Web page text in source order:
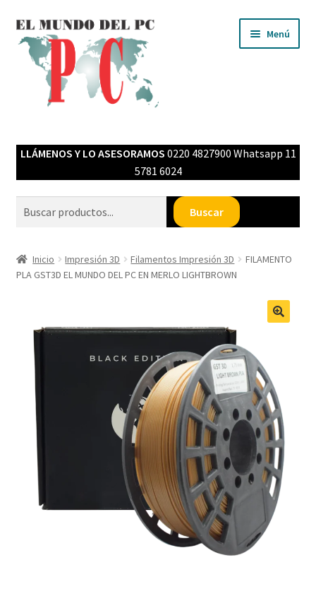
Ir
a
navegación
Ir
al
contenido
Menú
el
menú
LED NEON FLEX
LLÁMENOS Y LO ASESORAMOS 0220 4827900 Whatsapp 11
5781 6024
Buscar
Inicio Impresión 3D Filamentos Impresión 3D
FILAMENTO
PLA GST3D EL MUNDO DEL PC EN MERLO LIGHTBROWN